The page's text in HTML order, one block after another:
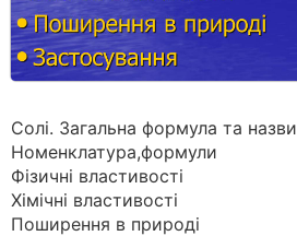
Солі. Загальна формула та назви
Номенклатура,формули
Фізичні властивості
Хімічні властивості
Поширення в природі